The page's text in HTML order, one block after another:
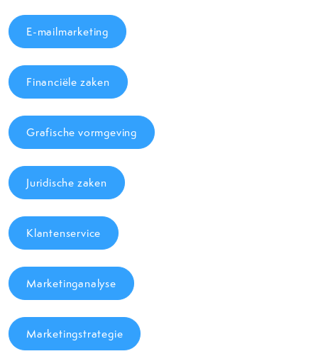
E-mailmarketing
Financiële zaken
Grafische vormgeving
Juridische zaken
Klantenservice
Marketinganalyse
Marketingstrategie